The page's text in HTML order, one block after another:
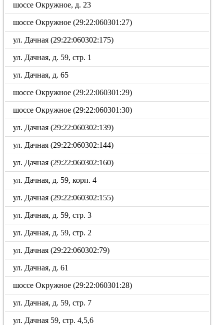
шоссе Окружное, д. 23
шоссе Окружное (29:22:060301:27)
ул. Дачная (29:22:060302:175)
ул. Дачная, д. 59, стр. 1
ул. Дачная, д. 65
шоссе Окружное (29:22:060301:29)
шоссе Окружное (29:22:060301:30)
ул. Дачная (29:22:060302:139)
ул. Дачная (29:22:060302:144)
ул. Дачная (29:22:060302:160)
ул. Дачная, д. 59, корп. 4
ул. Дачная (29:22:060302:155)
ул. Дачная, д. 59, стр. 3
ул. Дачная, д. 59, стр. 2
ул. Дачная (29:22:060302:79)
ул. Дачная, д. 61
шоссе Окружное (29:22:060301:28)
ул. Дачная, д. 59, стр. 7
ул. Дачная 59, стр. 4,5,6